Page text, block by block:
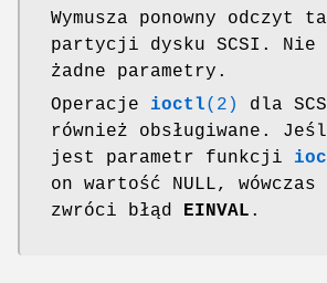
Wymusza ponowny odczyt
partycji dysku SCSI. Nie
żadne parametry.
Operacje ioctl(2)
dla
również obsługiwane.
jest parametr funkcji
on wartość NULL, wówczas
zwróci błąd EINVAL .